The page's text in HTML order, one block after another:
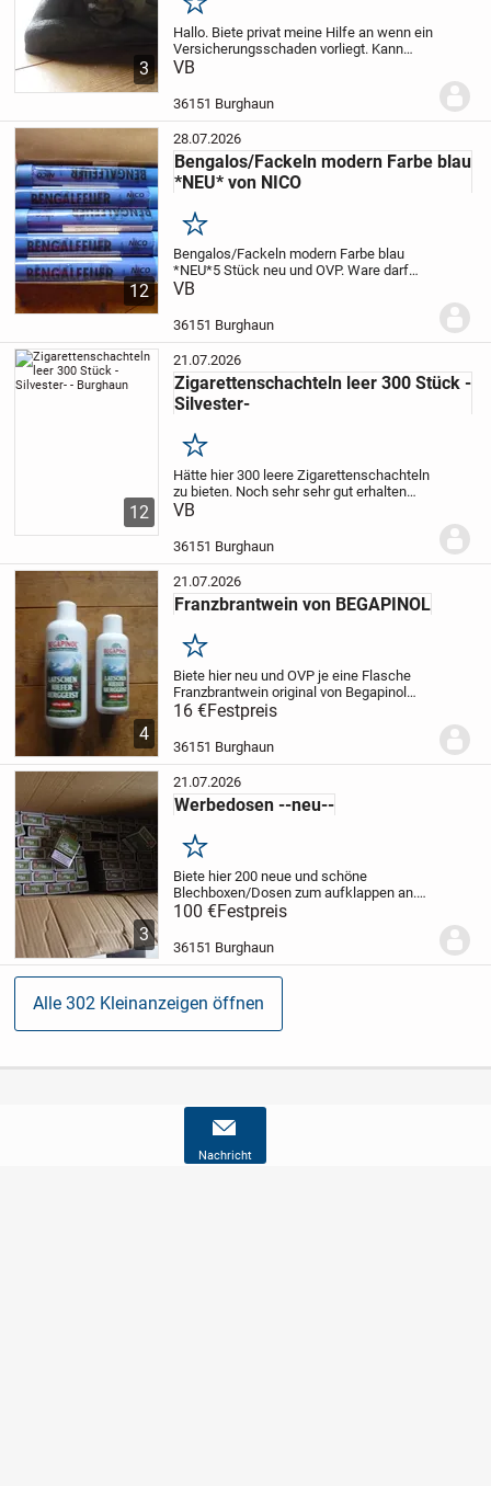
Nachricht
3
Merken
Hallo. Biete privat meine Hilfe an wenn ein
Versicherungsschaden vorliegt. Kann
mich gerne um fast alles kümmern und
verkaufen.Silvester ist alles kein Problem
auch...
VB
36151 Burghaun
12
28.07.2026
Bengalos/Fackeln modern Farbe blau
*NEU* von NICO
Merken
Bengalos/Fackeln modern Farbe blau
*NEU*5 Stück neu und OVP. Ware darf
das ganze Jahr und ab 12Jahren
Europe. Lieferung ist auch gerne möglich.
Zu Silvester ist...
VB
36151 Burghaun
12
21.07.2026
Zigarettenschachteln leer 300 Stück -
Silvester-
Merken
Hätte hier 300 leere Zigarettenschachteln
zu bieten. Noch sehr sehr gut erhalten
aber leer. Perfekt wie z.B. für einen
also schön bunt.
VB
36151 Burghaun
4
21.07.2026
Franzbrantwein von BEGAPINOL
Merken
Biete hier neu und OVP je eine Flasche
Franzbrantwein original von Begapinol
Latschen Kiefer Berggeist an.
Mit Kampfer und Menthol.
Versand ist versichert auch möglich
16 €Festpreis
36151 Burghaun
3
21.07.2026
Werbedosen --neu--
Merken
Biete hier 200 neue und schöne
Blechboxen/Dosen zum aufklappen an.
Am Boden könnte man einen
Werbeaufkleber aufbringen. Ist halt mal
nicht wie so oft überall mit Kugelschreiber
Werbung machen. Die...
100 €Festpreis
36151 Burghaun
Alle 302 Kleinanzeigen öffnen